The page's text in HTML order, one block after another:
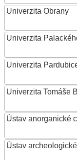
Univerzita Obrany
Univerzita
Univerzita
Univerzita Tomáše
Ústav anorganické
Ústav